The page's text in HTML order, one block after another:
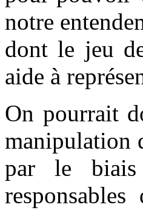
notre
dont le jeu
aide à
On pourrait
manipulation
par le biais